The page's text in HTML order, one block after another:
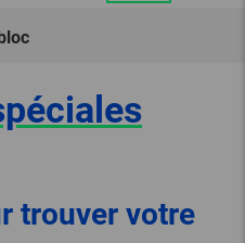
trouver votre